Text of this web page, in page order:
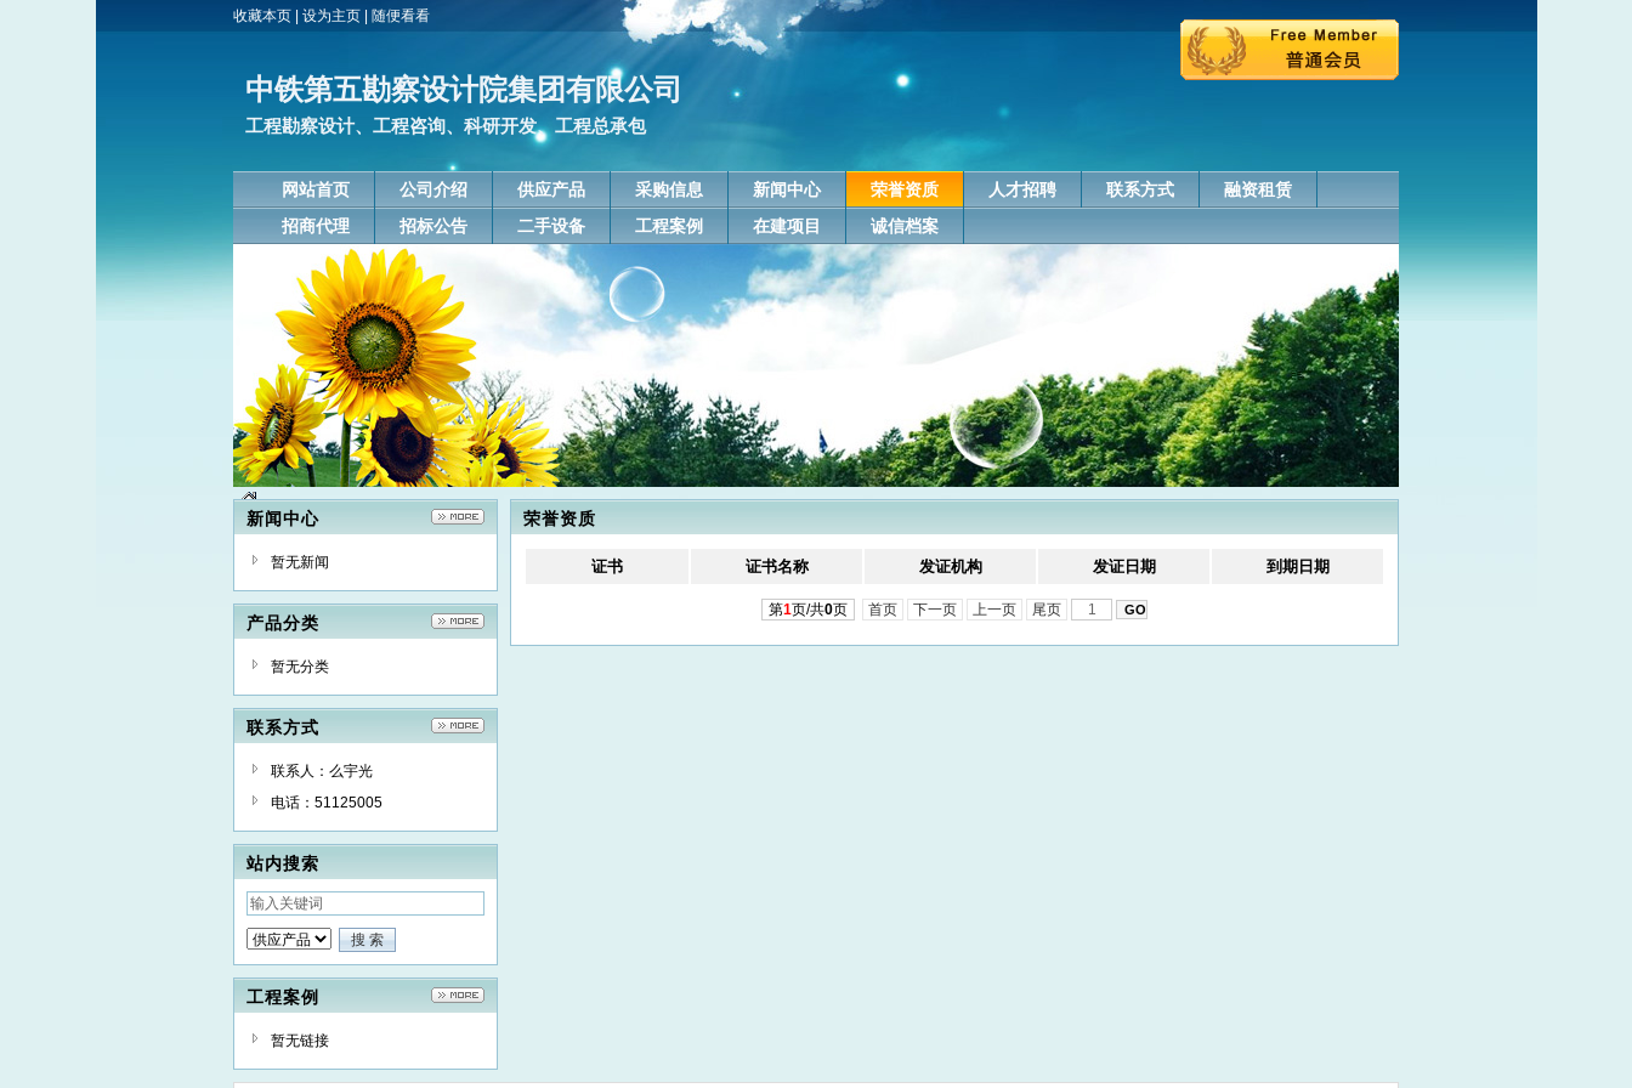
收藏本页 设为主页 随便看看
中铁第五勘察设计院集团有限公司
工程勘察设计、工程咨询、科研开发、工程总承包
网站首页 公司介绍 供应产品 采购信息 新闻中心 荣誉资质 人才招聘 联系方式
融资租赁
招商代理
招标公告 二手设备 工程案例 在建项目 诚信档案
新闻中心
暂无新闻
产品分类
暂无分类
联系方式
联系人：么宇光
电话：51125005
站内搜索
工程案例
暂无链接
荣誉资质
证书 证书名称 发证机构 发证日期 到期日期
第1页/共0页 首页 下一页 上一页 尾页